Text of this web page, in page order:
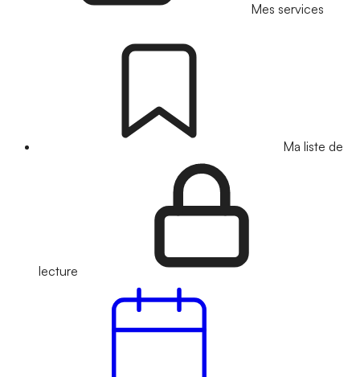
Mes services
Ma liste de
lecture